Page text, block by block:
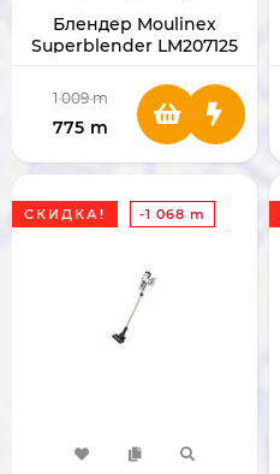
Блендер Moulinex
Superblender LM207125
1 009 m
775 m
СКИДКА! -1 068 m